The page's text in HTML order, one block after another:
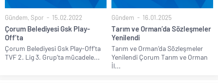
Gündem, Spor 15.02.2022
Çorum Belediyesi Gsk Play-
Off’ta
Çorum Belediyesi Gsk Play-Off’ta
TVF 2. Lig 3. Grup’ta mücadele...
Gündem 16.01.2025
Tarım ve Orman’da Sözleşmeler
Yenilendi
Tarım ve Orman’da Sözleşmeler
Yenilendi Çorum Tarım ve Orman
İl...